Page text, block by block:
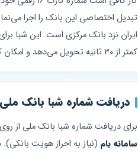
تبدیل اختصاصی این بانک را اجرا
ایران نزد بانک مرکزی است. این شبا
کمتر از ۳۰ ثانیه تحویل می‌دهد و امکان کپی مستقیم شبا برای استفاده در فرم‌های بانکی وجود دارد.
دریافت شماره شبا بانک
برای دریافت شماره شبا بانک ملی از
سامانه بام